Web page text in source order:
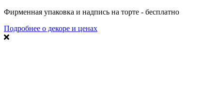
Фирменная упаковка и надпись на торте - бесплатно
Подробнее о декоре и ценах